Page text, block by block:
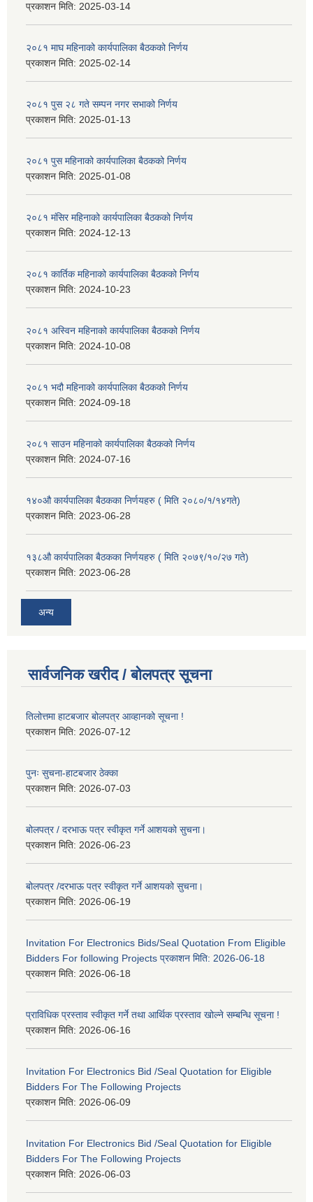
प्रकाशन मिति: 2025-03-14
२०८१ माघ महिनाको कार्यपालिका बैठकको निर्णय
प्रकाशन मिति: 2025-02-14
२०८१ पुस २८ गते सम्प‍न नगर सभाको निर्णय
प्रकाशन मिति: 2025-01-13
२०८१ पुस महिनाको कार्यपालिका बैठकको निर्णय
प्रकाशन मिति: 2025-01-08
२०८१ मंसिर महिनाको कार्यपालिका बैठकको निर्णय
प्रकाशन मिति: 2024-12-13
२०८१ कार्तिक महिनाको कार्यपालिका बैठकको निर्णय
प्रकाशन मिति: 2024-10-23
२०८१ अस्विन महिनाको कार्यपालिका बैठकको निर्णय
प्रकाशन मिति: 2024-10-08
२०८१ भदौ महिनाको कार्यपालिका बैठकको निर्णय
प्रकाशन मिति: 2024-09-18
२०८१ साउन महिनाको कार्यपालिका बैठकको निर्णय
प्रकाशन मिति: 2024-07-16
१४०औ कार्यपालिका बैठकका निर्णयहरु ( मिति २०८०/१/१४गते)
प्रकाशन मिति: 2023-06-28
१३८औ कार्यपालिका बैठकका निर्णयहरु ( मिति २०७९/१०/२७ गते)
प्रकाशन मिति: 2023-06-28
अन्य
सार्वजनिक खरीद / बोलपत्र सूचना
तिलोत्तमा हाटबजार बोलपत्र आव्हानको सूचना !
प्रकाशन मिति: 2026-07-12
पुनः सुचना-हाटबजार ठेक्का
प्रकाशन मिति: 2026-07-03
बोलपत्र / दरभाऊ पत्र स्वीकृत गर्ने आशयको सुचना।
प्रकाशन मिति: 2026-06-23
बोलपत्र /दरभाऊ पत्र स्वीकृत गर्ने आशयको सुचना।
प्रकाशन मिति: 2026-06-19
Invitation For Electronics Bids/Seal Quotation From Eligible
Bidders For following Projects प्रकाशन मिति: 2026-06-18
प्रकाशन मिति: 2026-06-18
प्राविधिक प्रस्ताव स्वीकृत गर्ने तथा आर्थिक प्रस्ताव खोल्ने सम्बन्धि सूचना !
प्रकाशन मिति: 2026-06-16
Invitation For Electronics Bid /Seal Quotation for Eligible
Bidders For The Following Projects
प्रकाशन मिति: 2026-06-09
Invitation For Electronics Bid /Seal Quotation for Eligible
Bidders For The Following Projects
प्रकाशन मिति: 2026-06-03